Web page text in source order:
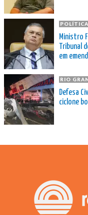
POLÍTICA
Ministro
Tribunal
em
RIO
Defesa
ciclone